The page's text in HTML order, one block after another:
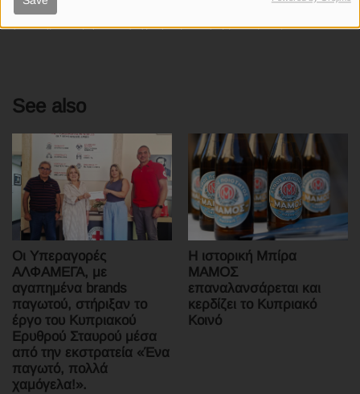
προϊόντων που περιλαμβάνει πάνω από 300 γενόσημα, επώνυμα
γενόσημα και μη συνταγογραφούμενα φάρμακα (OTC).
See also
Οι Υπεραγορές
ΑΛΦΑΜΕΓΑ, με
αγαπημένα brands
παγωτού, στήριξαν το
έργο του Κυπριακού
Ερυθρού Σταυρού μέσα
από την εκστρατεία «Ένα
παγωτό, πολλά
χαμόγελα!».
Η ιστορική Μπίρα
ΜΑΜΟΣ
επαναλανσάρεται και
κερδίζει το Κυπριακό
Κοινό